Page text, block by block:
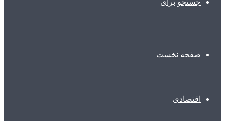
جستجو برای
صفحه نخست
اقتصادی